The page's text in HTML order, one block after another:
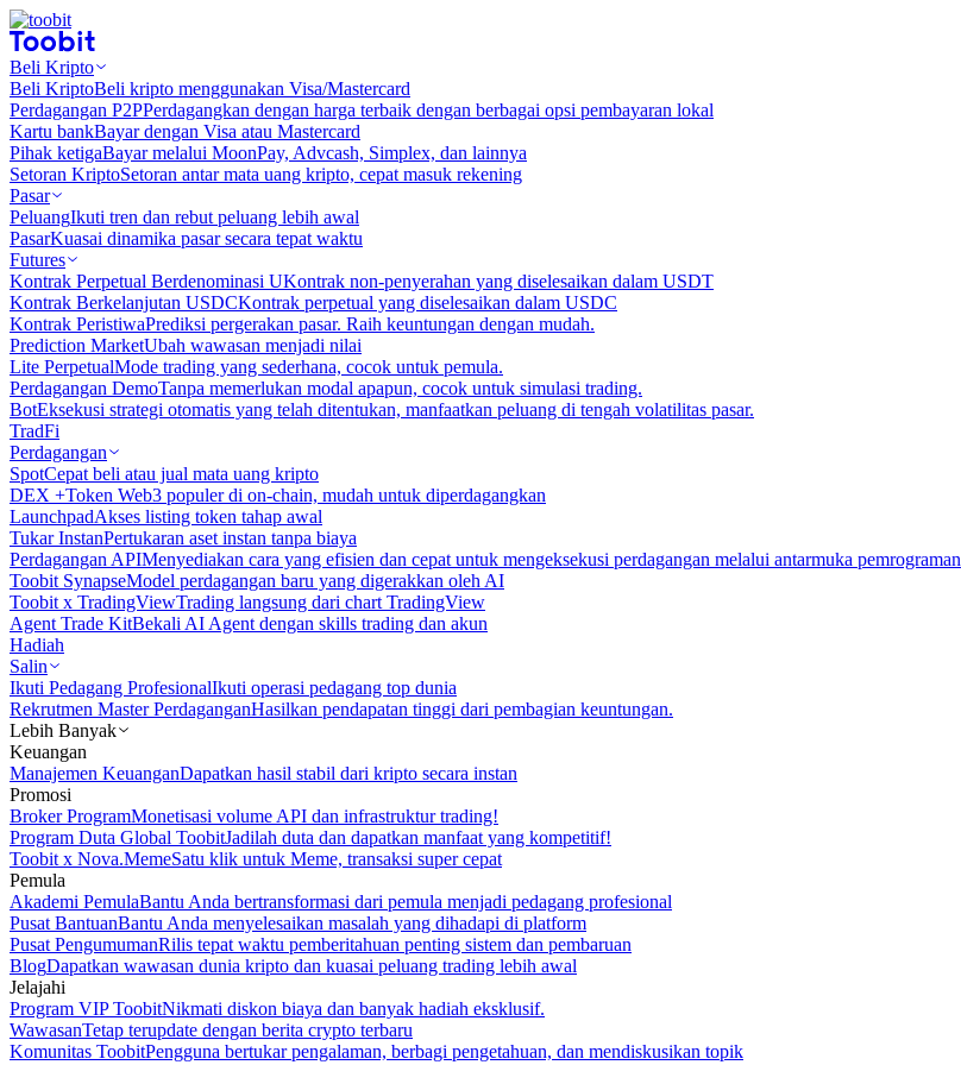
Beli Kripto
Beli KriptoBeli kripto menggunakan Visa/Mastercard
Perdagangan P2PPerdagangkan dengan harga terbaik dengan berbagai opsi pembayaran lokal
Kartu bankBayar dengan Visa atau Mastercard
Pihak ketigaBayar melalui MoonPay, Advcash, Simplex, dan lainnya
Setoran KriptoSetoran antar mata uang kripto, cepat masuk rekening
Pasar
PeluangIkuti tren dan rebut peluang lebih awal
PasarKuasai dinamika pasar secara tepat waktu
Futures
Kontrak Perpetual Berdenominasi UKontrak non-penyerahan yang diselesaikan dalam USDT
Kontrak Berkelanjutan USDCKontrak perpetual yang diselesaikan dalam USDC
Kontrak PeristiwaPrediksi pergerakan pasar. Raih keuntungan dengan mudah.
Prediction MarketUbah wawasan menjadi nilai
Lite PerpetualMode trading yang sederhana, cocok untuk pemula.
Perdagangan DemoTanpa memerlukan modal apapun, cocok untuk simulasi trading.
BotEksekusi strategi otomatis yang telah ditentukan, manfaatkan peluang di tengah volatilitas pasar.
TradFi
Perdagangan
SpotCepat beli atau jual mata uang kripto
DEX +Token Web3 populer di on-chain, mudah untuk diperdagangkan
LaunchpadAkses listing token tahap awal
Tukar InstanPertukaran aset instan tanpa biaya
Perdagangan APIMenyediakan cara yang efisien dan cepat untuk mengeksekusi perdagangan melalui antarmuka pemrograman
Toobit SynapseModel perdagangan baru yang digerakkan oleh AI
Toobit x TradingViewTrading langsung dari chart TradingView
Agent Trade KitBekali AI Agent dengan skills trading dan akun
Hadiah
Salin
Ikuti Pedagang ProfesionalIkuti operasi pedagang top dunia
Rekrutmen Master PerdaganganHasilkan pendapatan tinggi dari pembagian keuntungan.
Lebih Banyak
Keuangan
Manajemen KeuanganDapatkan hasil stabil dari kripto secara instan
Promosi
Broker ProgramMonetisasi volume API dan infrastruktur trading!
Program Duta Global ToobitJadilah duta dan dapatkan manfaat yang kompetitif!
Toobit x Nova.MemeSatu klik untuk Meme, transaksi super cepat
Pemula
Akademi PemulaBantu Anda bertransformasi dari pemula menjadi pedagang profesional
Pusat BantuanBantu Anda menyelesaikan masalah yang dihadapi di platform
Pusat PengumumanRilis tepat waktu pemberitahuan penting sistem dan pembaruan
BlogDapatkan wawasan dunia kripto dan kuasai peluang trading lebih awal
Jelajahi
Program VIP ToobitNikmati diskon biaya dan banyak hadiah eksklusif.
WawasanTetap terupdate dengan berita crypto terbaru
Komunitas ToobitPengguna bertukar pengalaman, berbagi pengetahuan, dan mendiskusikan topik